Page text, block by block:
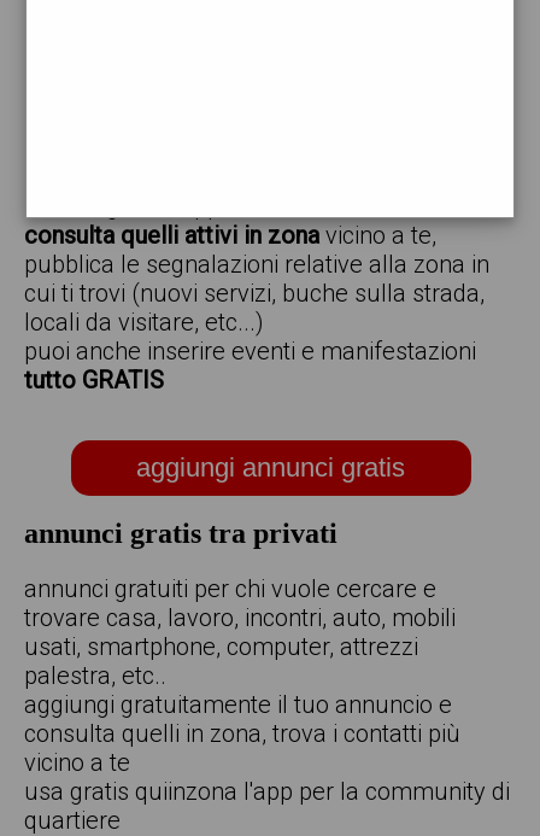
consulta quelli attivi in zona vicino a te,
pubblica le segnalazioni relative alla zona in
cui ti trovi (nuovi servizi, buche sulla strada,
locali da visitare, etc...)
puoi anche inserire eventi e manifestazioni
tutto GRATIS
aggiungi annunci gratis
annunci gratis tra privati
annunci gratuiti per chi vuole cercare e
trovare casa, lavoro, incontri, auto, mobili
usati, smartphone, computer, attrezzi
palestra, etc..
aggiungi gratuitamente il tuo annuncio e
consulta quelli in zona, trova i contatti più
vicino a te
usa gratis quiinzona l'app per la community di
quartiere